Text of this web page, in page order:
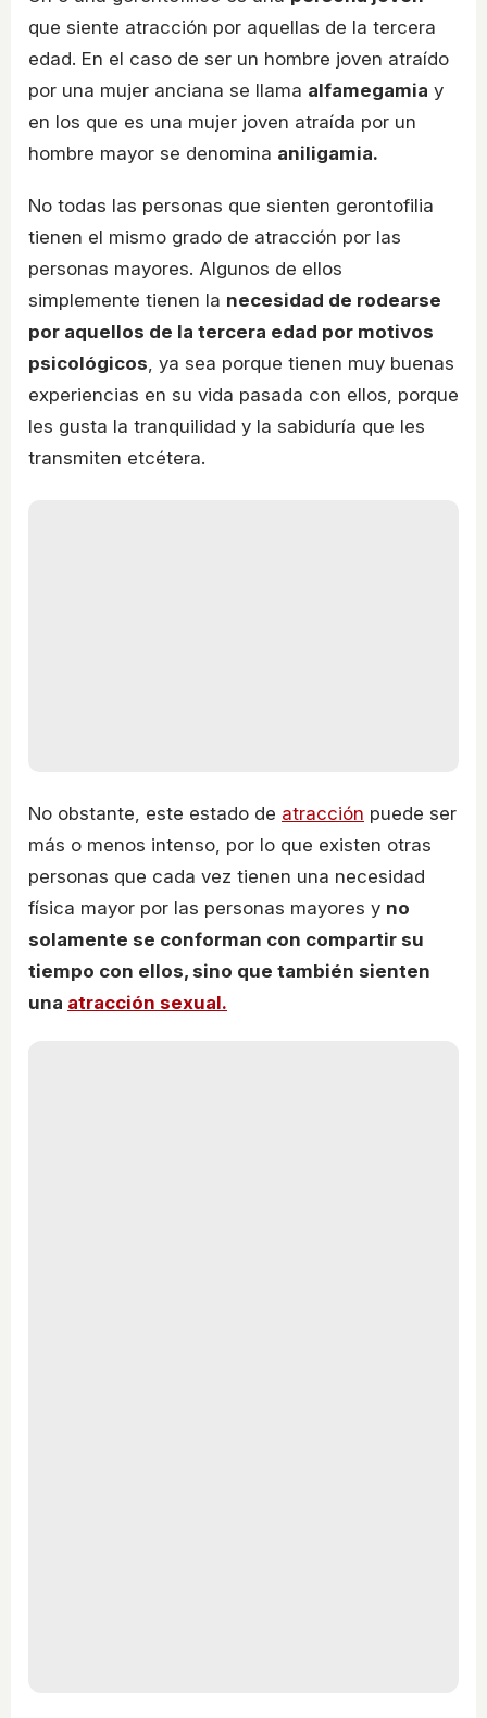
que siente atracción por aquellas de la tercera
edad. En el caso de ser un hombre joven atraído
por una mujer anciana se llama alfamegamia y
en los que es una mujer joven atraída por un
hombre mayor se denomina aniligamia.
No todas las personas que sienten gerontofilia
tienen el mismo grado de atracción por las
personas mayores. Algunos de ellos
simplemente tienen la necesidad de rodearse
por aquellos de la tercera edad por motivos
psicológicos, ya sea porque tienen muy buenas
experiencias en su vida pasada con ellos, porque
les gusta la tranquilidad y la sabiduría que les
transmiten etcétera.
No obstante, este estado de atracción puede ser
más o menos intenso, por lo que existen otras
personas que cada vez tienen una necesidad
física mayor por las personas mayores y no
solamente se conforman con compartir su
tiempo con ellos, sino que también sienten
una atracción sexual.